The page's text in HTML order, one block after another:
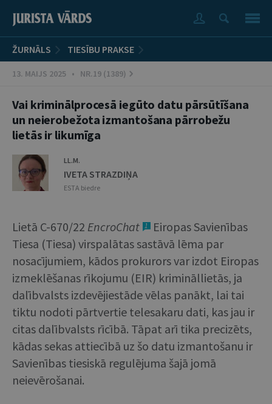
ŽURNĀLS TIESĪBU PRAKSE
13. MAIJS 2025 • NR.19 (1389)
Vai kriminālprocesā iegūto datu pārsūtīšana
un neierobežota izmantošana pārrobežu
lietās ir likumīga
LL.M.
IVETA STRAZDIŅA
ESTA biedre
Lietā C-670/22 EncroChat 1
Eiropas Savienības
Tiesa (Tiesa) virspalātas sastāvā lēma par
nosacījumiem, kādos prokurors var izdot Eiropas
izmeklēšanas rīkojumu (EIR) krimināllietās, ja
dalībvalsts izdevējiestāde vēlas panākt, lai tai
tiktu nodoti pārtvertie telesakaru dati, kas jau ir
citas dalībvalsts rīcībā. Tāpat arī tika precizēts,
kādas sekas attiecībā uz šo datu izmantošanu ir
Savienības tiesiskā regulējuma šajā jomā
neievērošanai.